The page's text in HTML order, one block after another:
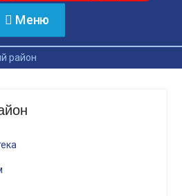
Меню
район